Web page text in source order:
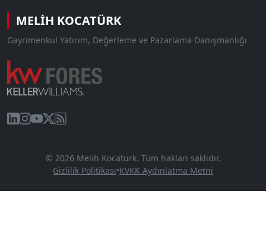
MELIH KOCATÜRK
Gayrimenkul Yatırım, Değerleme ve Pazarlama Danışmanlığı
© 2026 Melih Kocatürk. Tüm hakları saklıdır.
Gizlilik Politikası•KVKK Aydınlatma Metni